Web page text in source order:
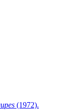
(1972).